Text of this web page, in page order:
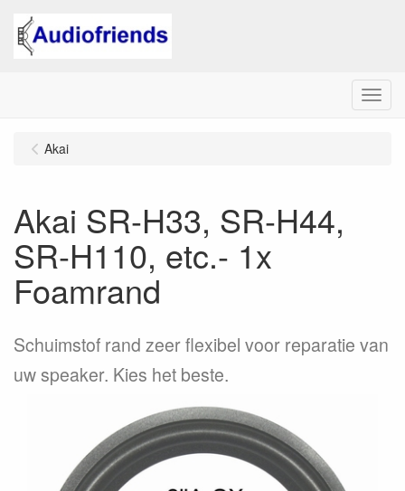
Menu
Akai
Akai SR-H33, SR-H44,
SR-H110, etc.- 1x
Foamrand
Schuimstof rand zeer flexibel voor reparatie van
uw speaker. Kies het beste.